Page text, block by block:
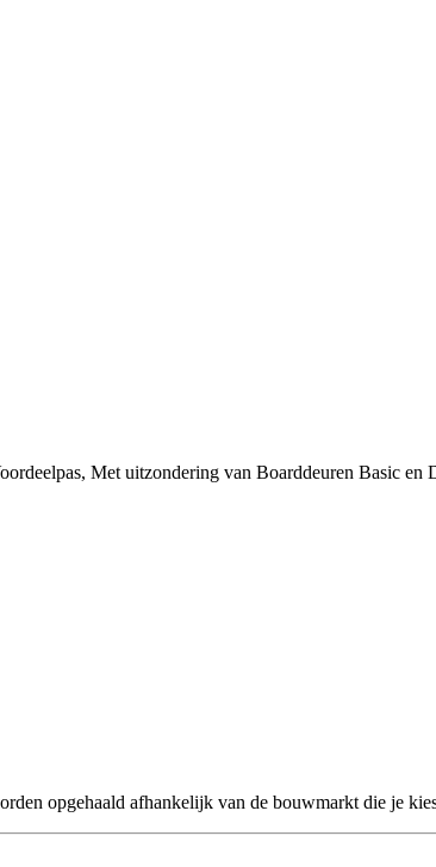
Met uitzondering van Boarddeuren Basic en
opgehaald afhankelijk van de bouwmarkt die je